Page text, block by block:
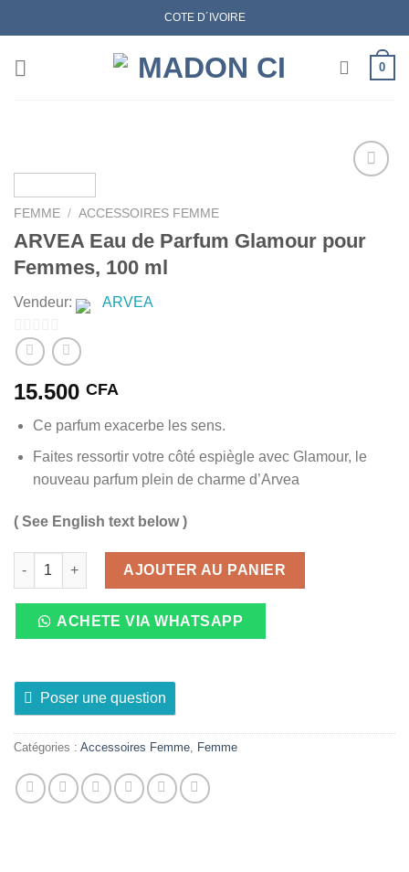
to
COTE D´IVOIRE
0
AJOUTER
À MES
FEMME / ACCESSOIRES FEMME
ARVEA Eau de Parfum Glamour pour
Femmes, 100 ml
Vendeur: ARVEA
0
sur
515.500 CFA
Ce parfum exacerbe les sens.
Faites ressortir votre côté espiègle avec Glamour, le
nouveau parfum plein de charme d’Arvea
( See English text below )
quantité de ARVEA Eau de Parfum Glamour pour Femmes, 100
AJOUTER AU PANIER
ACHETE VIA WHATSAPP
Poser une question
Catégories : Accessoires Femme Femme